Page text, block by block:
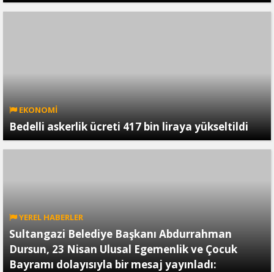
EKONOMİ
Bedelli askerlik ücreti 417 bin liraya yükseltildi
YEREL HABERLER
Sultangazi Belediye Başkanı Abdurrahman
Dursun, 23 Nisan Ulusal Egemenlik ve Çocuk
Bayramı dolayısıyla bir mesaj yayınladı: